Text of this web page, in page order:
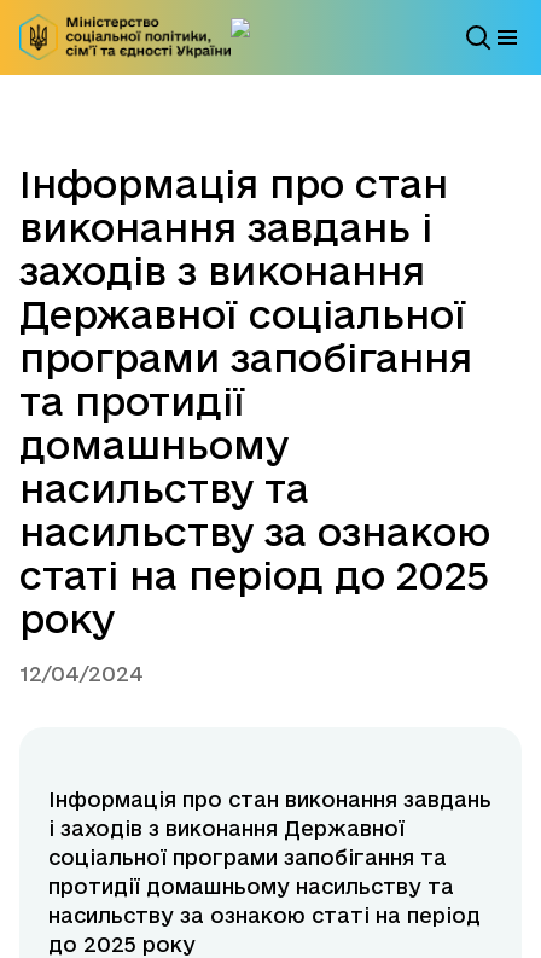
Інформація про стан
виконання завдань і
заходів з виконання
Державної соціальної
програми запобігання
та протидії
домашньому
насильству та
насильству за ознакою
статі на період до 2025
року
12/04/2024
Інформація про стан виконання завдань
і заходів з виконання Державної
соціальної програми запобігання та
протидії домашньому насильству та
насильству за ознакою статі на період
до 2025 року